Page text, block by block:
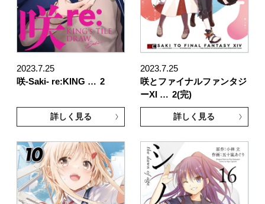
2023.7.25
咲-Saki- re:KING … 2
詳しく見る
2023.7.25
咲とファイナルファンタジ
ーXI … 2(完)
詳しく見る